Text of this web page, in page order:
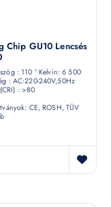
Chip GU10 Lencsés
: 110 ° Kelvin: 6 500
: AC:220-240V,50Hz
: >80
CE, ROSH, TÜV